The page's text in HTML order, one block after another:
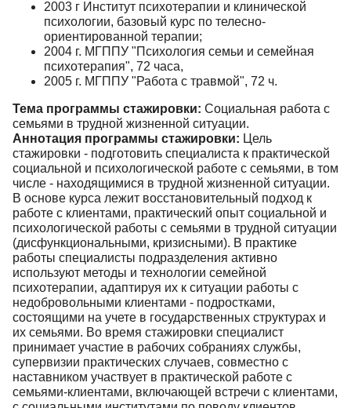
2003 г Институт психотерапии и клинической
психологии, базовый курс по телесно-
ориентированной терапии;
2004 г. МГППУ "Психология семьи и семейная
психотерапия", 72 часа,
2005 г. МГППУ "Работа с травмой", 72 ч.
Тема программы стажировки: Социальная работа с
семьями в трудной жизненной ситуации.
Аннотация программы стажировки: Цель
стажировки - подготовить специалиста к практической
социальной и психологической работе с семьями, в том
числе - находящимися в трудной жизненной ситуации.
В основе курса лежит восстановительный подход к
работе с клиентами, практический опыт социальной и
психологической работы с семьями в трудной ситуации
(дисфункциональными, кризисными). В практике
работы специалисты подразделения активно
используют методы и технологии семейной
психотерапии, адаптируя их к ситуации работы с
недобровольными клиентами - подростками,
состоящими на учете в государственных структурах и
их семьями. Во время стажировки специалист
принимает участие в рабочих собраниях службы,
супервизии практических случаев, совместно с
наставником участвует в практической работе с
семьями-клиентами, включающей встречи с клиентами,